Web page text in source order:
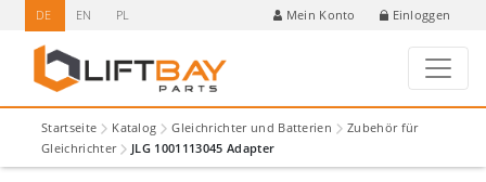
DE EN PL Mein Konto Einloggen
Startseite Katalog Gleichrichter und Batterien
Zubehör für
Gleichrichter
JLG 1001113045 Adapter